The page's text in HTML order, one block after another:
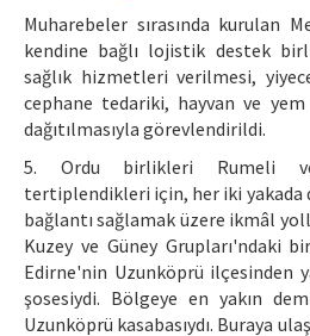
Muharebeler sırasında kurulan
kendine bağlı lojistik destek
sağlık hizmetleri verilmesi,
cephane tedariki, hayvan ve yem
dağıtılmasıyla görevlendirildi.
5. Ordu birlikleri Rumeli ve
tertiplendikleri için, her iki yakada
bağlantı sağlamak üzere ikmâl
Kuzey ve Güney Grupları'ndaki
Edirne'nin Uzunköprü ilçesinden
şosesiydi. Bölgeye en yakın
Uzunköprü kasabasıydı. Buraya